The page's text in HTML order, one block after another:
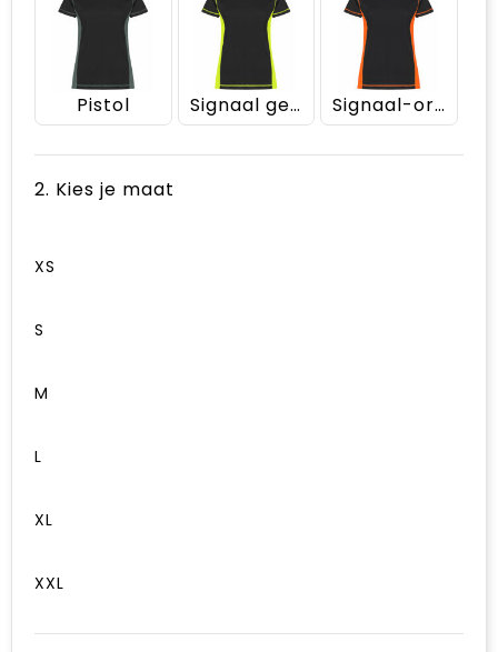
Pistol Signaal geel Signaal-oranje
2. Kies je maat
XS
S
M
L
XL
XXL